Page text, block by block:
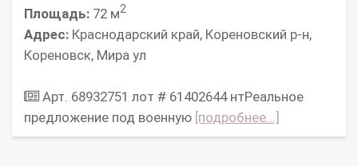
Площадь: 72 м2
Адрес: Краснодарский край, Кореновский р-н,
Кореновск, Мира ул
Арт. 68932751 лот # 61402644 нтРеальное
предложение под военную [подробнее...]